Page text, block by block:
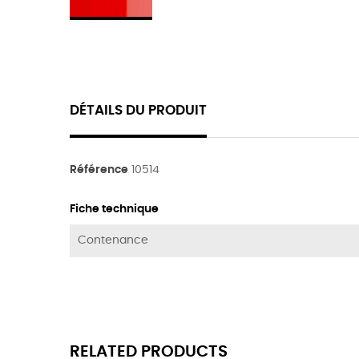
DÉTAILS DU PRODUIT
Référence 10514
Fiche technique
Contenance
RELATED PRODUCTS